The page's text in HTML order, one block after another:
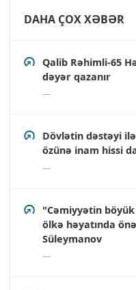
DAHA ÇOX XƏBƏR
Qalib Rəhimli-65
dəyər qazanır
---
Dövlətin dəstəyi
özünə inam hissi
---
"Cəmiyyətin
ölkə həyatında
Süleymanov
---